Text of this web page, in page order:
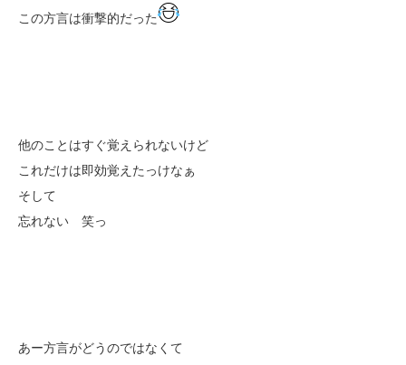
この方言は衝撃的だった
他のことはすぐ覚えられないけど
これだけは即効覚えたっけなぁ
そして
忘れない 笑っ
あー方言がどうのではなくて